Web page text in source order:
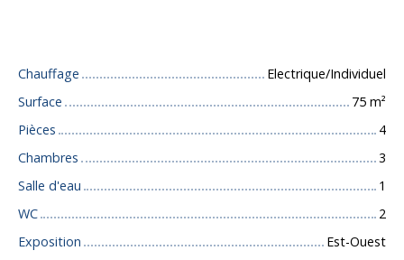
Chauffage
Electrique/Individuel
Surface
75 m²
Pièces
4
Chambres
3
Salle d'eau
1
WC
2
Exposition
Est-Ouest